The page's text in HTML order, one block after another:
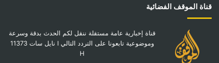
قناة الموقف الفضائية
قناة إخبارية عامة مستقلة ننقل لكم الحدث بدقة وسرعة
وموضوعية تابعونا على التردد التالي I نايل سات 11373
H